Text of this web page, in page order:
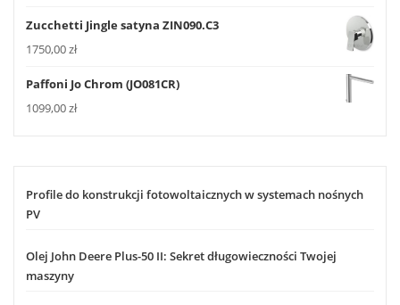
Zucchetti Jingle satyna ZIN090.C3
1750,00zł
Paffoni Jo Chrom (JO081CR)
1099,00zł
Profile do konstrukcji fotowoltaicznych w systemach nośnych
PV
Olej John Deere Plus-50 II: Sekret długowieczności Twojej
maszyny